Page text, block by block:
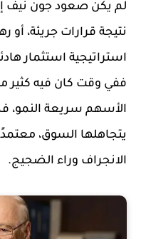
لم يكن صعود جون نيف
نتيجة قرارات جريئة، أو
استراتيجية استثمار
ففي وقت كان فيه كثير
الأسهم سريعة النمو،
يتجاهلها السوق،
الانجراف وراء الضجيج.